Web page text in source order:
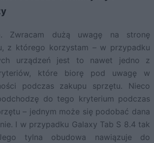
Zwracam dużą uwagę na stronę
z którego korzystam – w przypadku
urządzeń jest to nawet jedno z
które biorę pod uwagę w
podczas zakupu sprzętu. Nieco
do tego kryterium podczas
– jednym może się podobać dana
I w przypadku Galaxy Tab S 8.4 tak
tylna obudowa nawiązuje do